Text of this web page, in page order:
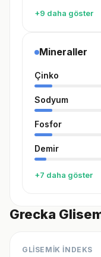
+9 daha göster
Mineraller
Çinko
Sodyum
Fosfor
Demir
+7 daha göster
Grecka
GLİSEMİK İNDEKS